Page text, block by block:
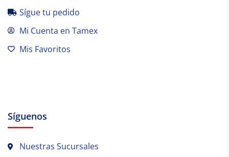
Sígue tu pedido
Mi Cuenta en Tamex
Mis Favoritos
Síguenos
Nuestras Sucursales